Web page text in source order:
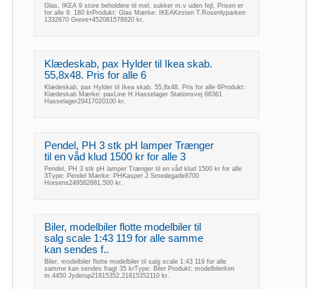
Glas, IKEA 9 store beholdere til mel, sukker m.v uden fejl. Prisen er
for alle 9. 180 krProdukt: Glas Mærke: IKEAKirsten T.Rosenlyparken
1332670 Greve+452081578920 kr.
Klædeskab, pax Hylder til Ikea skab.
55,8x48. Pris for alle 6
Klædeskab, pax Hylder til Ikea skab. 55,8x48. Pris for alle 6Produkt:
Klædeskab Mærke: paxLine H.Hasselager Stationsvej 68361
Hasselager29417020100 kr.
Pendel, PH 3 stk pH lamper Trænger
til en våd klud 1500 kr for alle 3
Pendel, PH 3 stk pH lamper Trænger til en våd klud 1500 kr for alle
3Type: Pendel Mærke: PHKasper J.Smedegade8700
Horsens249582681.500 kr.
Biler, modelbiler flotte modelbiler til
salg scale 1:43 119 for alle samme
kan sendes f..
Biler, modelbiler flotte modelbiler til salg scale 1:43 119 for alle
samme kan sendes fragt 35 krType: Biler Produkt: modelbilerkim
m.4450 Jyderup21815352,21815352110 kr.